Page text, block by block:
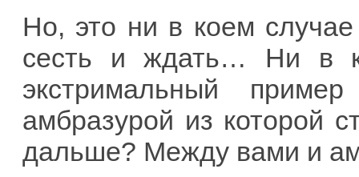
Но, это ни в коем
сесть и ждать… Ни в
экстримальный
амбразурой из которой
дальше? Между вами и